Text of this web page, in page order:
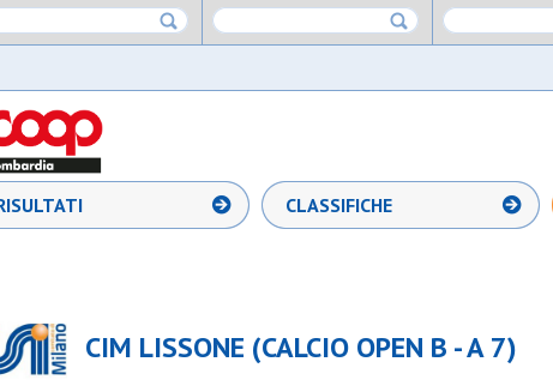
CLASSIFICHE
CIM LISSONE (CALCIO OPEN B - A 7)